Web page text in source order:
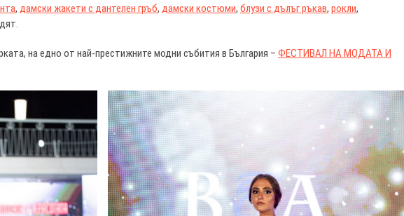
, дамски жакети с дантелен гръб, дамски костюми, блузи с дълъг ръкав, рокли,
на едно от най-престижните модни събития в България – ФЕСТИВАЛ НА МОДАТА И